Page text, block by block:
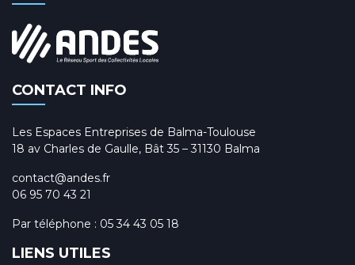
CONTACT INFO
Les Espaces Entreprises de Balma-Toulouse
18 av Charles de Gaulle, Bât 35 – 31130 Balma
contact@andes.fr
06 95 70 43 21
Par téléphone : 05 34 43 05 18
LIENS UTILES